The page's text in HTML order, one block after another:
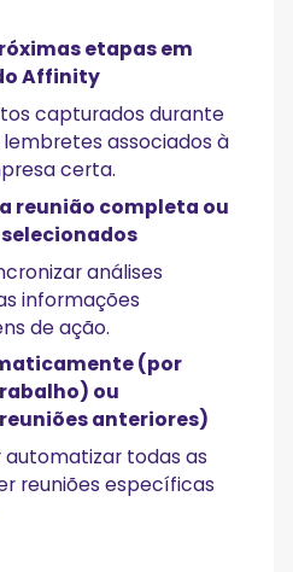
etapas em
Affinity
capturados durante
associados à
certa.
reunião completa ou
análises
informações
de ação.
(por
ou
anteriores)
todas as
reuniões específicas